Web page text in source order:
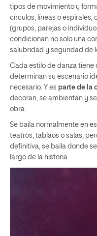
tipos de movimiento y
círculos, líneas o espirales,
(grupos, parejas o
condicionan no solo una
salubridad y seguridad de
Cada estilo de danza
determinan su escenario
necesario. Y es parte de la
decoran, se ambientan y
obra.
Se baila normalmente en
teatros, tablaos o salas,
definitiva, se baila donde
largo de la historia.